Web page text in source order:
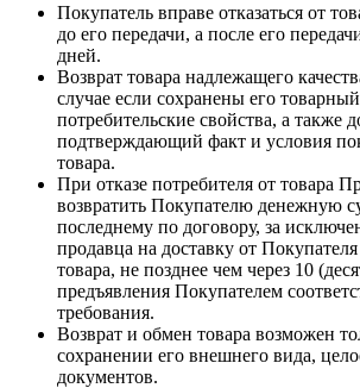
Покупатель вправе отказаться от
до его передачи, а после его
дней.
Возврат товара надлежащего
случае если сохранены его
потребительские свойства, а также
подтверждающий факт и условия
товара.
При отказе потребителя от товара
возвратить Покупателю денежную
последнему по договору, за
продавца на доставку от
товара, не позднее чем через 10
предъявления Покупателем
требования.
Возврат и обмен товара возможен
сохранении его внешнего вида,
документов.